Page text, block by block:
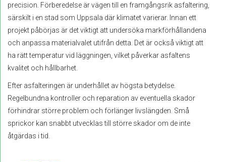
precision. Förberedelse är vägen till en framgångsrik asfaltering,
särskilt i en stad som Uppsala där klimatet varierar. Innan ett
projekt påbörjas är det viktigt att undersöka markförhållandena
och anpassa materialvalet utifrån detta. Det är också viktigt att
ha rätt temperatur vid läggningen, vilket påverkar asfaltens
kvalitet och hållbarhet.
Efter asfalteringen är underhållet av högsta betydelse.
Regelbundna kontroller och reparation av eventuella skador
förhindrar större problem och förlänger livslängden. Små
sprickor kan snabbt utvecklas till större skador om de inte
åtgärdas i tid.